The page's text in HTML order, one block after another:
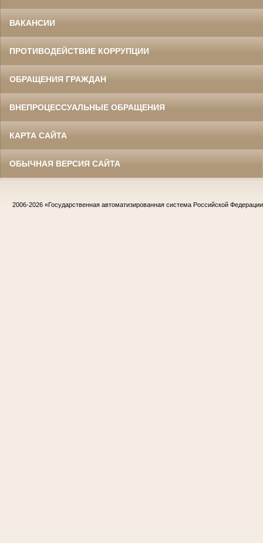
ВАКАНСИИ
ПРОТИВОДЕЙСТВИЕ КОРРУПЦИИ
ОБРАЩЕНИЯ ГРАЖДАН
ВНЕПРОЦЕССУАЛЬНЫЕ ОБРАЩЕНИЯ
КАРТА САЙТА
ОБЫЧНАЯ ВЕРСИЯ САЙТА
2006-2026 «Государственная автоматизированная система Российской